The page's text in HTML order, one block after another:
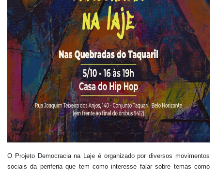
O Projeto Democracia na Laje é organizado por diversos movimentos
sociais da periferia que tem como interesse falar sobre temas como